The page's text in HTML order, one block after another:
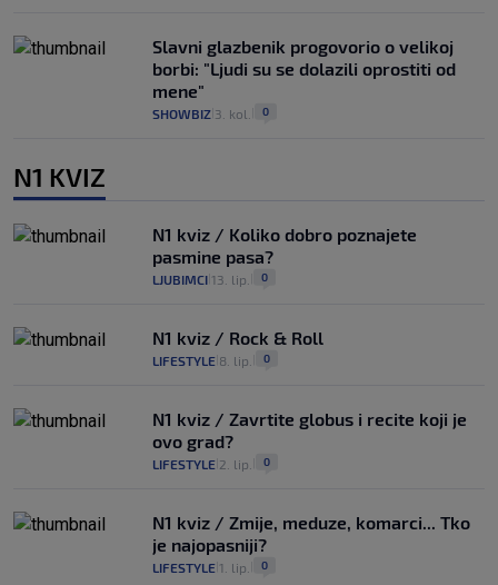
Slavni glazbenik progovorio o velikoj
borbi: "Ljudi su se dolazili oprostiti od
mene"
SHOWBIZ 3. kol. 0
N1 KVIZ
N1 kviz / Koliko dobro poznajete
pasmine pasa?
LJUBIMCI 13. lip. 0
N1 kviz / Rock & Roll
LIFESTYLE 8. lip. 0
N1 kviz / Zavrtite globus i recite koji je
ovo grad?
LIFESTYLE 2. lip. 0
N1 kviz / Zmije, meduze, komarci... Tko
je najopasniji?
LIFESTYLE 1. lip. 0